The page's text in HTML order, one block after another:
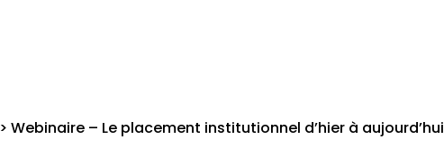
>Webinaire – Le placement institutionnel d’hier à aujourd’hui